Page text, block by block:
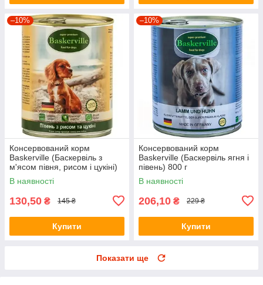
–10%
Консервований корм
Baskerville (Баскервіль з
м'ясом півня, рисом і цукіні)
400г.
В наявності
130,50 ₴ 145 ₴
Купити
–10%
Консервований корм
Baskerville (Баскервіль ягня і
півень) 800 г
В наявності
206,10 ₴ 229 ₴
Купити
Показати ще